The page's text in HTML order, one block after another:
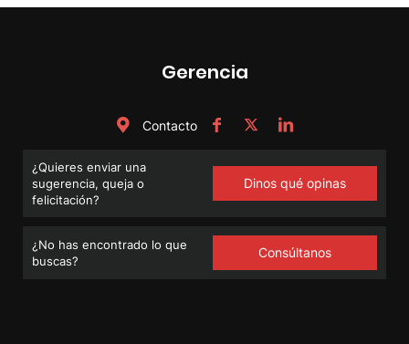
Gerencia
Contacto
¿Quieres enviar una
sugerencia, queja o
felicitación?
Dinos qué opinas
¿No has encontrado lo que
buscas?
Consúltanos